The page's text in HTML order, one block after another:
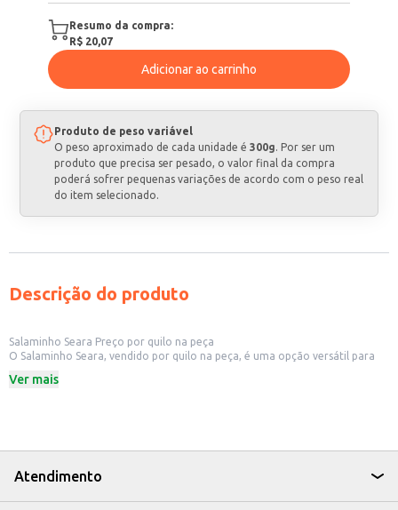
Resumo da compra:
R$ 20,07
Adicionar ao carrinho
Produto de peso variável
O peso aproximado de cada unidade é 300g. Por ser um
produto que precisa ser pesado, o valor final da compra
poderá sofrer pequenas variações de acordo com o peso real
do item selecionado.
Descrição do produto
Salaminho Seara Preço por quilo na peça
O Salaminho Seara, vendido por quilo na peça, é uma opção versátil para
flexibilidade no atendimento de diferentes demandas, seja para revenda
Ideal para fatiar e vender em açougues, mercearias e delicatessens.
Perfeito para utilização em bares e restaurantes, em lanches, pizzas e
tábuas de frios.
Ver mais
Atendimento